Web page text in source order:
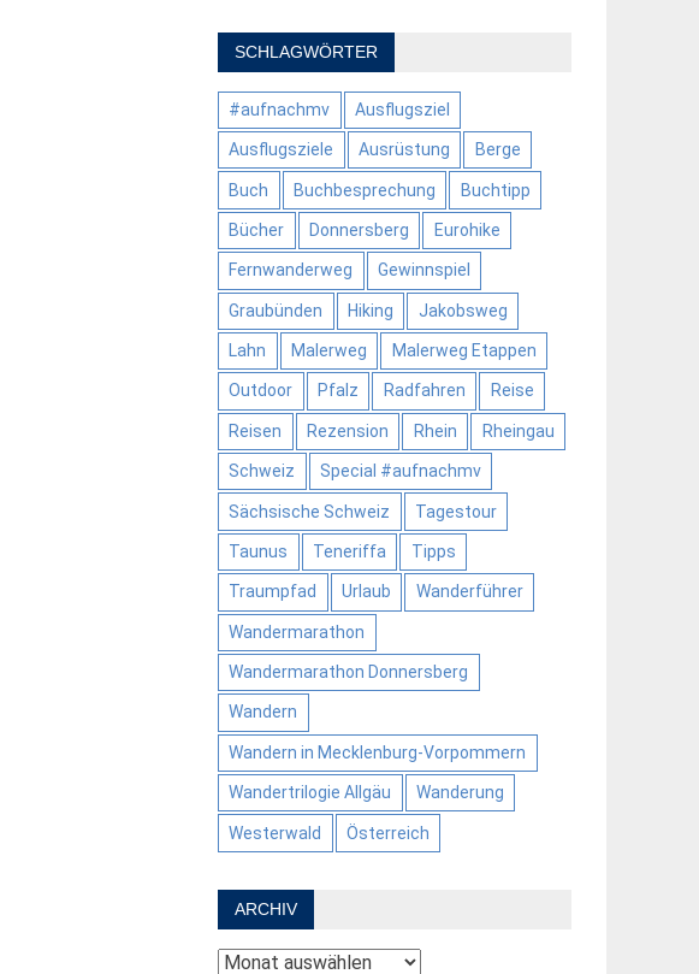
SCHLAGWÖRTER
#aufnachmv Ausflugsziel
Ausflugsziele Ausrüstung Berge
Buch Buchbesprechung Buchtipp
Bücher Donnersberg Eurohike
Fernwanderweg Gewinnspiel
Graubünden Hiking Jakobsweg
Lahn Malerweg Malerweg Etappen
Outdoor Pfalz Radfahren Reise
Reisen Rezension Rhein Rheingau
Schweiz Special #aufnachmv
Sächsische Schweiz Tagestour
Taunus Teneriffa Tipps
Traumpfad Urlaub Wanderführer
Wandermarathon
Wandermarathon Donnersberg
Wandern
Wandern in Mecklenburg-Vorpommern
Wandertrilogie Allgäu Wanderung
Westerwald Österreich
ARCHIV
Archiv